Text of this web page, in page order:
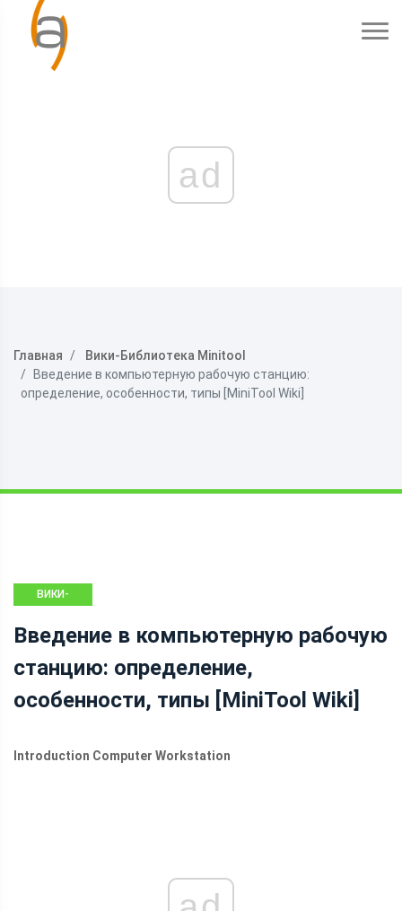
ad
Главная
Вики-Библиотека Minitool
Введение в компьютерную рабочую станцию:
определение, особенности, типы [MiniTool Wiki]
ВИКИ-
MINITOOL
Введение в компьютерную рабочую
станцию: определение,
особенности, типы [MiniTool Wiki]
Introduction Computer Workstation